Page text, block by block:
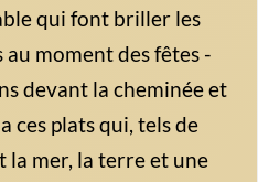
qui font briller les
moment des fêtes -
devant la cheminée et
ces plats qui, tels de
la mer, la terre et une